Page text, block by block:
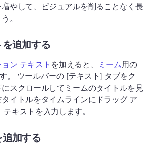
やして、ビジュアルを削ることなく長
。
を追加する
ン テキスト を加えると、 ミーム用の
。 ツールバーの [テキスト] タブをク
スクロールしてミームのタイトルを見
イトルをタイムラインにドラッグ ア
キストを入力します。
追加する